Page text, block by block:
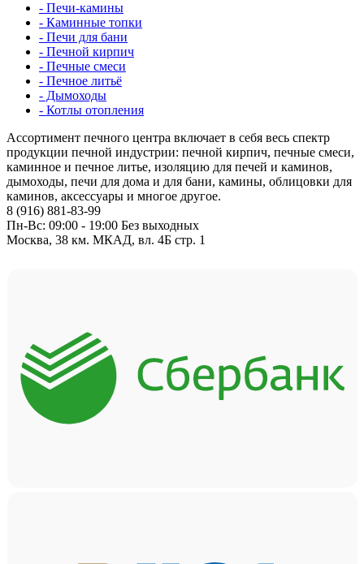
- Печи-камины
- Каминные топки
- Печи для бани
- Печной кирпич
- Печные смеси
- Печное литьё
- Дымоходы
- Котлы отопления
Ассортимент печного центра включает в себя весь спектр
продукции печной индустрии: печной кирпич, печные смеси,
каминное и печное литье, изоляцию для печей и каминов,
дымоходы, печи для дома и для бани, камины, облицовки для
каминов, аксессуары и многое другое.
8 (916) 881-83-99
Пн-Вс: 09:00 - 19:00 Без выходных
Москва, 38 км. МКАД, вл. 4Б стр. 1